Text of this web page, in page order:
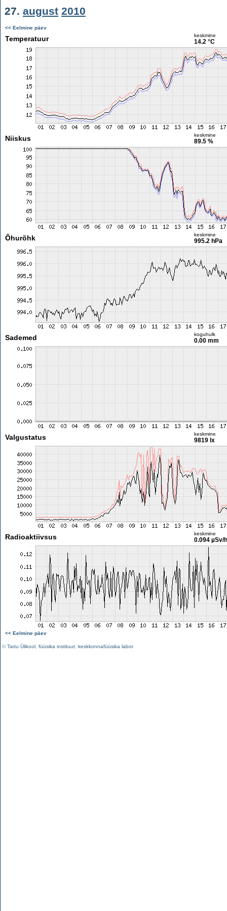
27. august 2010
<< Eelmine päev
Temperatuur keskmine
14.2 °C
Niiskus keskmine
89.5 %
Õhurõhk keskmine
995.2 hPa
Sademed koguhulk
0.00 mm
Valgustatus keskmine
9819 lx
Radioaktiivsus keskmine
0.094 µSv/h
<< Eelmine päev
©Tartu Ülikool füüsika instituut keskkonnafüüsika labor